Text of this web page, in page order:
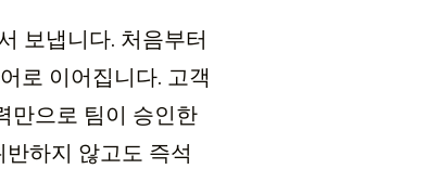
보냅니다. 처음부터
로 이어집니다. 고객
으로 팀이 승인한
하지 않고도 즉석